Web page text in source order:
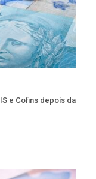
e Cofins depois da